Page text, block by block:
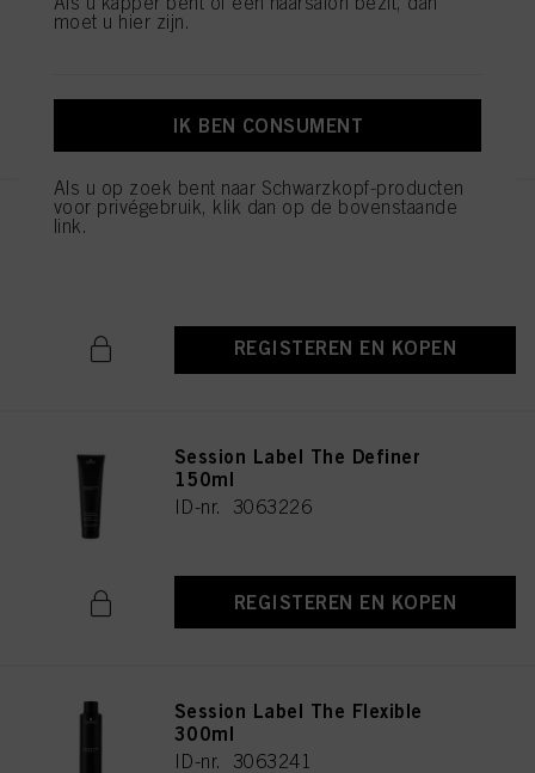
ID-nr. 2885535
REGISTEREN EN KOPEN
Session Label The Coat 300ml
REGISTEREN EN KOPEN
Session Label The Definer
150ml
ID-nr. 3063226
REGISTEREN EN KOPEN
Session Label The Flexible
300ml
ID-nr. 3063241
moet u hier zijn.
IK BEN CONSUMENT
Als u op zoek bent naar Schwarzkopf-producten
voor privégebruik, klik dan op de bovenstaande
link.